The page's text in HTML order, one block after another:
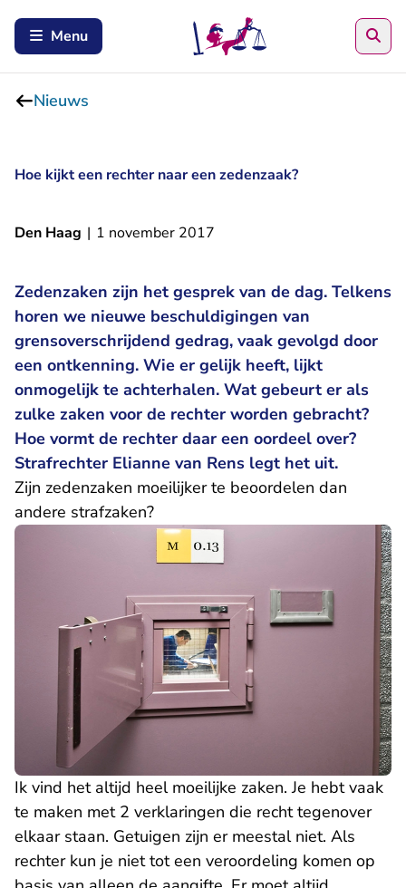
Menu
Nieuws
Hoe kijkt een rechter naar een zedenzaak?
Den Haag | 1 november 2017
Zedenzaken zijn het gesprek van de dag. Telkens
horen we nieuwe beschuldigingen van
grensoverschrijdend gedrag, vaak gevolgd door
een ontkenning. Wie er gelijk heeft, lijkt
onmogelijk te achterhalen. Wat gebeurt er als
zulke zaken voor de rechter worden gebracht?
Hoe vormt de rechter daar een oordeel over?
Strafrechter Elianne van Rens legt het uit.
Zijn zedenzaken moeilijker te beoordelen dan
andere strafzaken?
Ik vind het altijd heel moeilijke zaken. Je hebt vaak
te maken met 2 verklaringen die recht tegenover
elkaar staan. Getuigen zijn er meestal niet. Als
rechter kun je niet tot een veroordeling komen op